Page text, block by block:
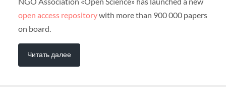
open access repositorywith more than 900 000 papers
on board.
Читать далее